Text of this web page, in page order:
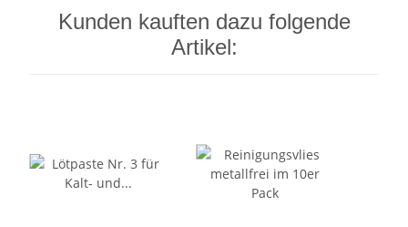
Kunden kauften dazu folgende
Artikel: